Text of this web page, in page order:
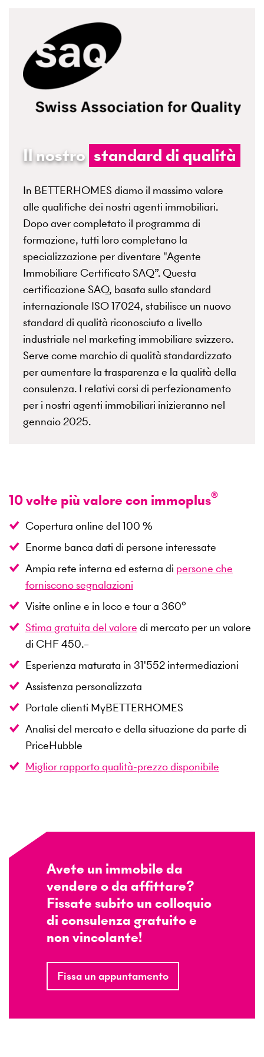
Il nostro standard di qualità
In BETTERHOMES diamo il massimo valore
alle qualifiche dei nostri agenti immobiliari.
Dopo aver completato il programma di
formazione, tutti loro completano la
specializzazione per diventare "Agente
Immobiliare Certificato SAQ”. Questa
certificazione SAQ, basata sullo standard
internazionale ISO 17024, stabilisce un nuovo
standard di qualità riconosciuto a livello
industriale nel marketing immobiliare svizzero.
Serve come marchio di qualità standardizzato
per aumentare la trasparenza e la qualità della
consulenza. I relativi corsi di perfezionamento
per i nostri agenti immobiliari inizieranno nel
gennaio 2025.
10 volte più valore con immoplus®
Copertura online del 100 %
Enorme banca dati di persone interessate
Ampia rete interna ed esterna di persone che
forniscono segnalazioni
Visite online e in loco e tour a 360°
Stima gratuita del valore di mercato per un valore
di CHF 450.–
Esperienza maturata in 31'552 intermediazioni
Assistenza personalizzata
Portale clienti MyBETTERHOMES
Analisi del mercato e della situazione da parte di
PriceHubble
Miglior rapporto qualità-prezzo disponibile
Avete un immobile da
vendere o da affittare?
Fissate subito un colloquio
di consulenza gratuito e
non vincolante!
Fissa un appuntamento